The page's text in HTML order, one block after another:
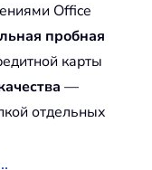
Office
пробная
карты
—
отдельных